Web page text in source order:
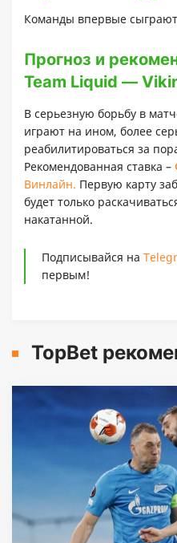
Команды впервые
Прогноз и
Team Liquid —
В серьезную борьбу в
играют на ином, более
реабилитироваться за
Рекомендованная ставка –
Винлайн. Первую карту
будет только
накатанной.
Подписывайся на
первым!
TopBet